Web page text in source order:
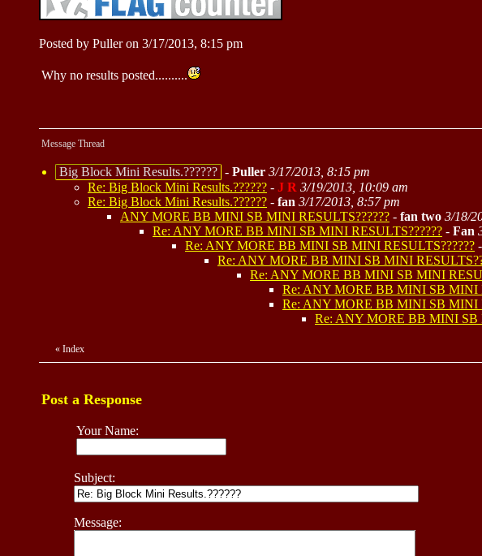
Posted by Puller on 3/17/2013, 8:15 pm
Why no results posted..........
Message Thread
Big Block Mini Results.?????? - Puller 3/17/2013, 8:15 pm
Re: Big Block Mini Results.?????? - J R 3/19/2013, 10:09 am
Re: Big Block Mini Results.?????? - fan 3/17/2013, 8:57 pm
ANY MORE BB MINI SB MINI RESULTS?????? - fan two 3/18/
Re: ANY MORE BB MINI SB MINI RESULTS?????? - Fan
Re: ANY MORE BB MINI SB MINI RESULTS?????? -
Re: ANY MORE BB MINI SB MINI
Re: ANY MORE BB MINI SB MINI
Re: ANY MORE BB MINI SB MINI
Re: ANY MORE BB MINI SB MINI
Re: ANY MORE BB MINI SB
« Index
Post a Response
Your Name:
Subject:
Message: